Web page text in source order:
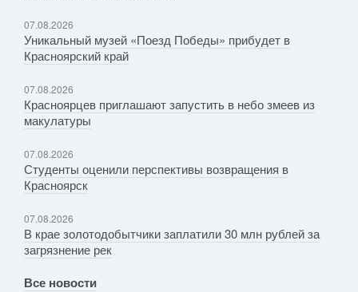
07.08.2026
Уникальный музей «Поезд Победы» прибудет в
Красноярский край
07.08.2026
Красноярцев приглашают запустить в небо змеев из
макулатуры
07.08.2026
Студенты оценили перспективы возвращения в
Красноярск
07.08.2026
В крае золотодобытчики заплатили 30 млн рублей за
загрязнение рек
Все новости